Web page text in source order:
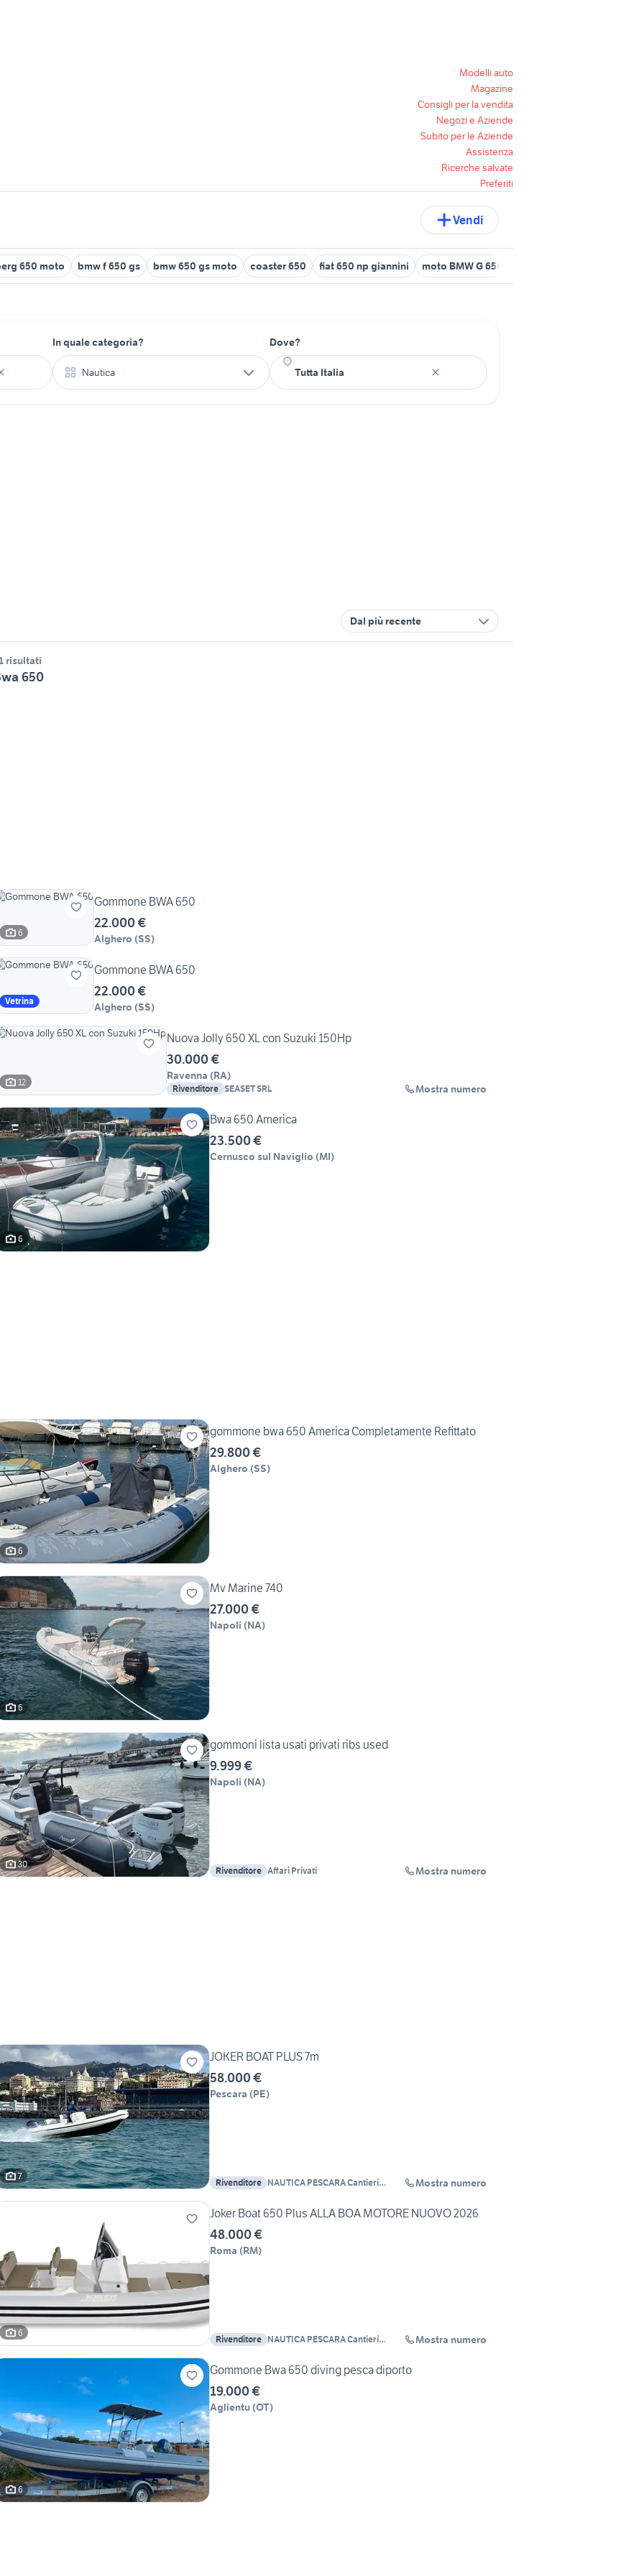
Modelli auto
Magazine
Consigli per la vendita
Negozi e Aziende
Subito per le Aziende
Assistenza
Ricerche salvate
Preferiti
Vendi
650 moto bmw f 650 gs bmw 650 gs moto coaster 650 fiat 650 np giannini moto BMW G 650 GS
In quale categoria?
Nautica
Dove?
Dal più recente
risultati
650
6
Gommone BWA 650
22.000 €
Alghero (SS)
Vetrina
Gommone BWA 650
22.000 €
Alghero (SS)
12
Nuova Jolly 650 XL con Suzuki 150Hp
30.000 €
Ravenna (RA)
Rivenditore SEASET SRL Mostra numero
6
Bwa 650 America
23.500 €
Cernusco sul Naviglio (MI)
6
gommone bwa 650 America Completamente Refittato
29.800 €
Alghero (SS)
6
Mv Marine 740
27.000 €
Napoli (NA)
30
gommoni lista usati privati ribs used
9.999 €
Napoli (NA)
Rivenditore Affari Privati Mostra numero
7
JOKER BOAT PLUS 7m
58.000 €
Pescara (PE)
Rivenditore NAUTICA PESCARA Cantieri
Mostra numero
6
Joker Boat 650 Plus ALLA BOA MOTORE NUOVO 2026
48.000 €
Roma (RM)
Rivenditore NAUTICA PESCARA Cantieri
Mostra numero
6
Gommone Bwa 650 diving pesca diporto
19.000 €
Aglientu (OT)